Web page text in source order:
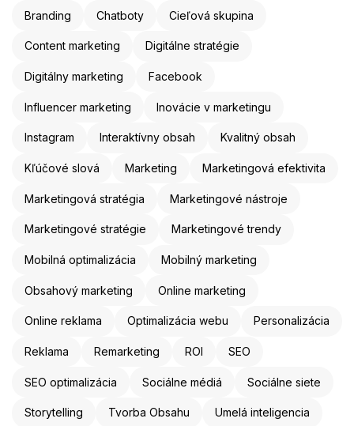
Branding Chatboty Cieľová skupina
Content marketing Digitálne stratégie
Digitálny marketing Facebook
Influencer marketing Inovácie v marketingu
Instagram Interaktívny obsah Kvalitný obsah
Kľúčové slová Marketing Marketingová efektivita
Marketingová stratégia Marketingové nástroje
Marketingové stratégie Marketingové trendy
Mobilná optimalizácia Mobilný marketing
Obsahový marketing Online marketing
Online reklama Optimalizácia webu Personalizácia
Reklama Remarketing ROI SEO
SEO optimalizácia Sociálne médiá Sociálne siete
Storytelling Tvorba Obsahu Umelá inteligencia